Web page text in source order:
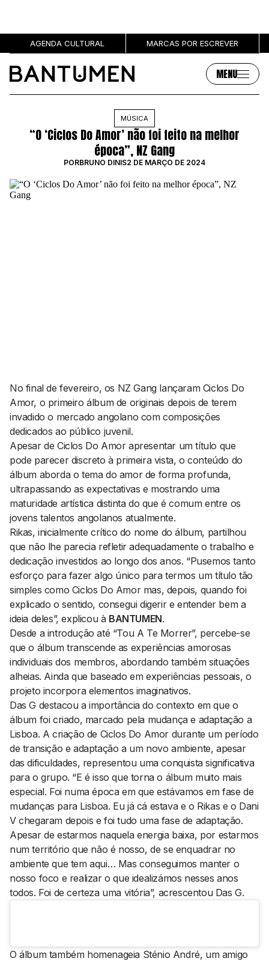
AGENDA CULTURAL MARCAS POR ESCREVER
MENU
MÚSICA
GRL PWR
ENTREVISTAS
Sobre
SOBRE NÓS
PUBLICIDADE
MARCAS
Contactos
EMAIL
GERAL@BANTUMEN.COM
WHATSAPP
+351 912 127 577
Pesquisar
MÚSICA
“O ‘Ciclos Do Amor’ não foi feito na melhor
época”, NZ Gang
PORBRUNO DINIS2 DE MARÇO DE 2024
No final de fevereiro, os NZ Gang lançaram Ciclos Do
Amor, o primeiro álbum de originais depois de terem
invadido o mercado angolano com composições
dedicados ao público juvenil.
Apesar de Ciclos Do Amorapresentar um título que
pode parecer discreto à primeira vista, o conteúdo do
álbum aborda o tema do amor de forma profunda,
ultrapassando as expectativas e mostrando uma
maturidade artística distinta do que é comum entre os
jovens talentos angolanos atualmente.
Rikas, inicialmente crítico do nome do álbum, partilhou
que não lhe parecia refletir adequadamente o trabalho e
dedicação investidos ao longo dos anos. “Pusemos tanto
esforço para fazer algo único para termos um título tão
simples como Ciclos Do Amormas, depois, quando foi
explicado o sentido, consegui digerir e entender bem a
ideia deles”, explicou à BANTUMEN.
Desde a introdução até “Tou A Te Morrer”, percebe-se
que o álbum transcende as experiências amorosas
individuais dos membros, abordando também situações
alheias. Ainda que baseado em experiências pessoais, o
projeto incorpora elementos imaginativos.
Das G destacou a importância do contexto em que o
álbum foi criado, marcado pela mudança e adaptação a
Lisboa. A criação de Ciclos Do Amor durante um período
de transição e adaptação a um novo ambiente, apesar
das dificuldades, representou uma conquista significativa
para o grupo. “E é isso que torna o álbum muito mais
especial. Foi numa época em que estávamos em fase de
mudanças para Lisboa. Eu já cá estava e o Rikas e o Dani
V chegaram depois e foi tudo uma fase de adaptação.
Apesar de estarmos naquela energia baixa, por estarmos
num território que não é nosso, de se enquadrar no
ambiente que tem aqui… Mas conseguimos manter o
nosso foco e realizar o que idealizámos nesses anos
todos. Foi de certeza uma vitória”, acrescentou Das G.
O álbum também homenageia Sténio André, um amigo